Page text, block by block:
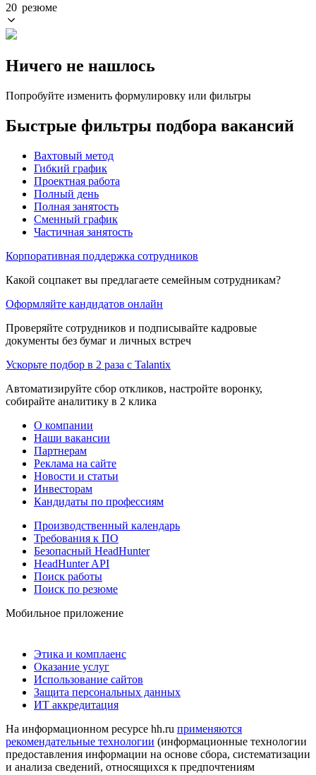
20 резюме
Ничего не нашлось
Попробуйте изменить формулировку или фильтры
Быстрые фильтры подбора вакансий
Вахтовый метод
Гибкий график
Проектная работа
Полный день
Полная занятость
Сменный график
Частичная занятость
Корпоративная поддержка сотрудников
Какой соцпакет вы предлагаете семейным сотрудникам?
Оформляйте кандидатов онлайн
Проверяйте сотрудников и подписывайте кадровые
документы без бумаг и личных встреч
Ускорьте подбор в 2 раза с Talantix
Автоматизируйте сбор откликов, настройте воронку,
собирайте аналитику в 2 клика
О компании
Наши вакансии
Партнерам
Реклама на сайте
Новости и статьи
Инвесторам
Кандидаты по профессиям
Производственный календарь
Требования к ПО
Безопасный HeadHunter
HeadHunter API
Поиск работы
Поиск по резюме
Мобильное приложение
Этика и комплаенс
Оказание услуг
Использование сайтов
Защита персональных данных
ИТ аккредитация
На информационном ресурсе hh.ru применяются
рекомендательные технологии (информационные технологии
предоставления информации на основе сбора, систематизации
и анализа сведений, относящихся к предпочтениям